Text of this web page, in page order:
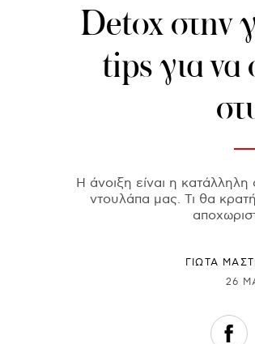
Detox στην
tips για να
Η άνοιξη είναι η κατάλληλη
ντουλάπα μας. Τι θα
ΓΙΩΤΑ
26